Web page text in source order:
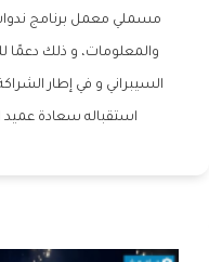
مسملي معمل برنامج
والمعلومات، و ذلك دعمًا
استقباله سعادة عميد